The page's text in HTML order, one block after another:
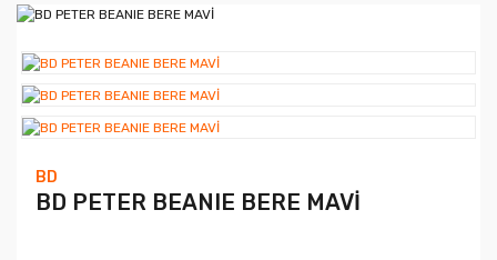
BD
BD PETER BEANIE BERE MAVİ